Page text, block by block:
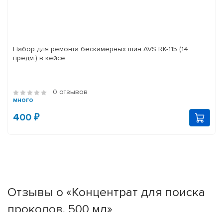
Набор для ремонта бескамерных шин AVS RK-115 (14
предм.) в кейсе
0 отзывов
много
400 ₽
Отзывы о «Концентрат для поиска